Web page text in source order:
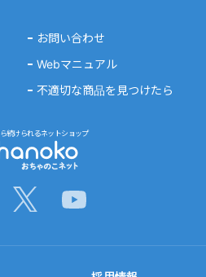
続けられるネットショップ
お問い合わせ
Webマニュアル
不適切な商品を見つけたら